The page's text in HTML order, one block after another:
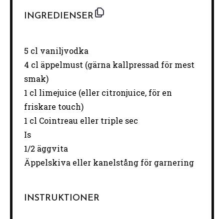
INGREDIENSER
5 cl vaniljvodka
4 cl äppelmust (gärna kallpressad för mest
smak)
1 cl limejuice (eller citronjuice, för en
friskare touch)
1 cl Cointreau eller triple sec
Is
1/2 äggvita
Äppelskiva eller kanelstång för garnering
INSTRUKTIONER